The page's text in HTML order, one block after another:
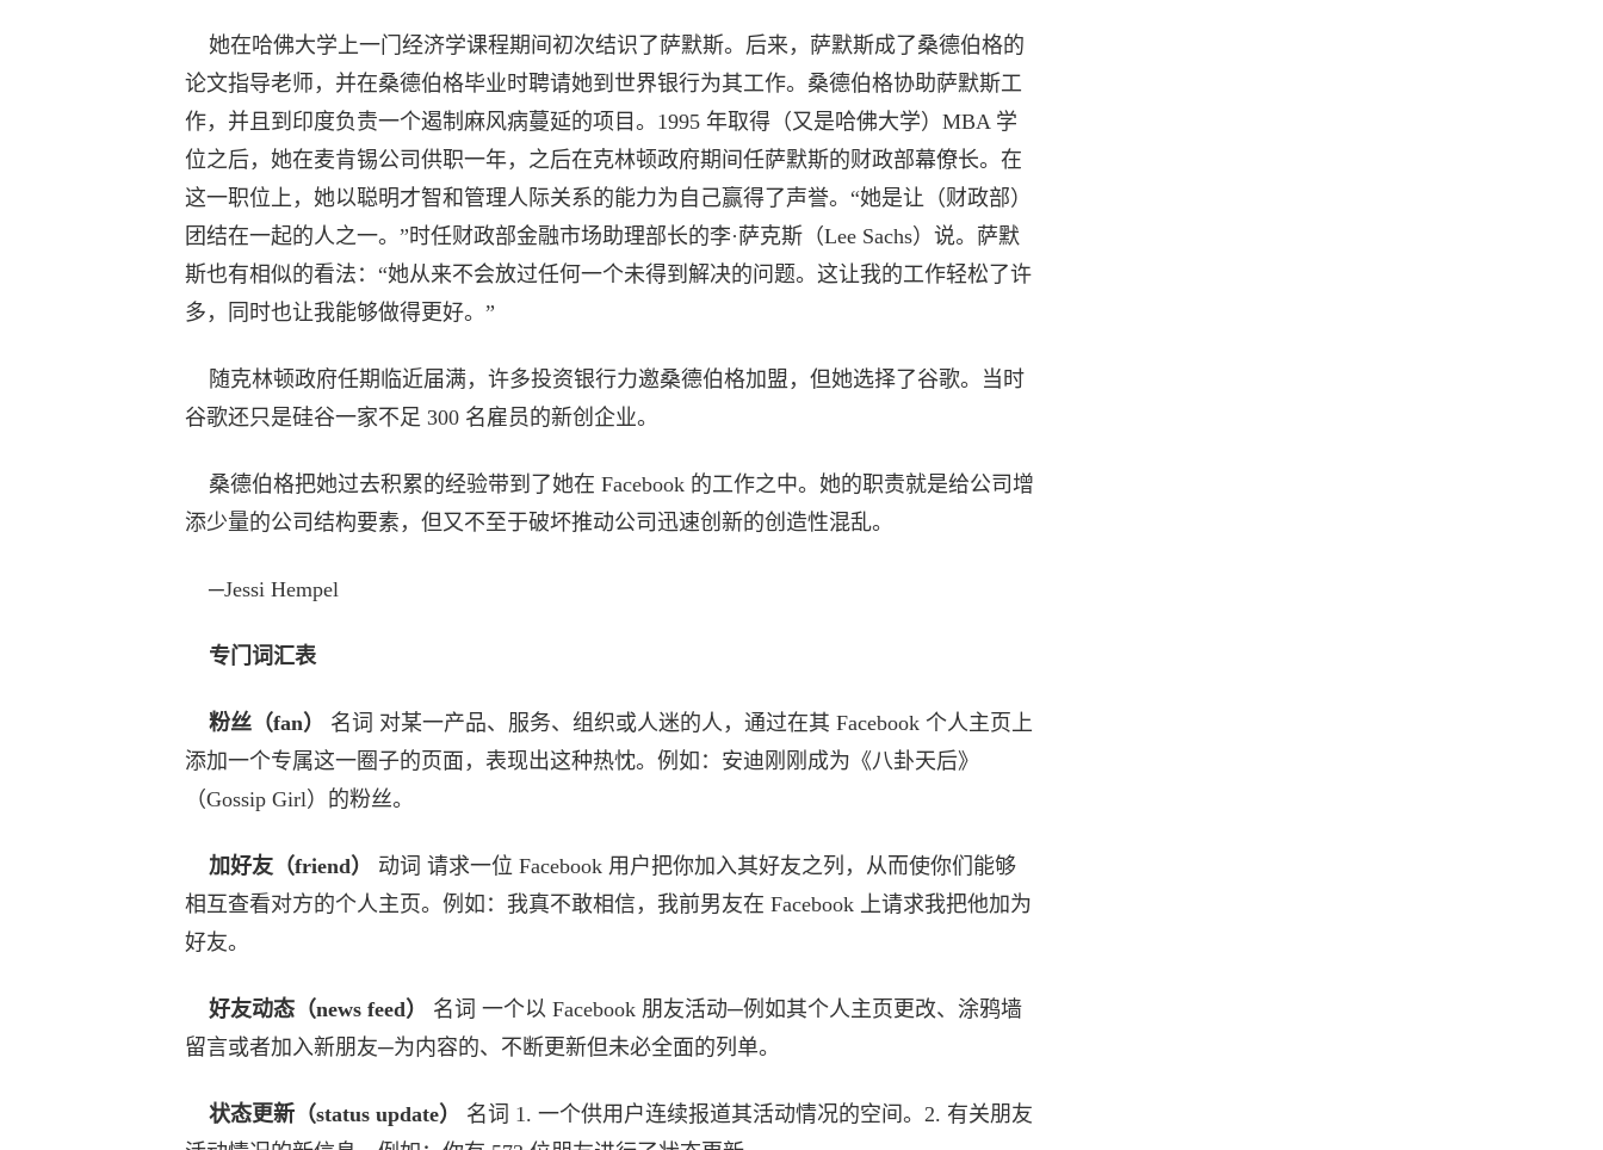
她在哈佛大学上一门经济学课程期间初次结识了萨默斯。后来，萨默斯成了桑德伯格的
论文指导老师，并在桑德伯格毕业时聘请她到世界银行为其工作。桑德伯格协助萨默斯工
作，并且到印度负责一个遏制麻风病蔓延的项目。1995 年取得（又是哈佛大学）MBA 学
位之后，她在麦肯锡公司供职一年，之后在克林顿政府期间任萨默斯的财政部幕僚长。在
这一职位上，她以聪明才智和管理人际关系的能力为自己赢得了声誉。“她是让（财政部）
团结在一起的人之一。”时任财政部金融市场助理部长的李·萨克斯（Lee Sachs）说。萨默
斯也有相似的看法：“她从来不会放过任何一个未得到解决的问题。这让我的工作轻松了许
多，同时也让我能够做得更好。”
随克林顿政府任期临近届满，许多投资银行力邀桑德伯格加盟，但她选择了谷歌。当时
谷歌还只是硅谷一家不足 300 名雇员的新创企业。
桑德伯格把她过去积累的经验带到了她在 Facebook 的工作之中。她的职责就是给公司增
添少量的公司结构要素，但又不至于破坏推动公司迅速创新的创造性混乱。
─Jessi Hempel
专门词汇表
粉丝（fan）
名词 对某一产品、服务、组织或人迷的人，通过在其 Facebook 个人主页上
添加一个专属这一圈子的页面，表现出这种热忱。例如：安迪刚刚成为《八卦天后》
（Gossip Girl）的粉丝。
加好友（friend）
动词 请求一位 Facebook 用户把你加入其好友之列，从而使你们能够
相互查看对方的个人主页。例如：我真不敢相信，我前男友在 Facebook 上请求我把他加为
好友。
好友动态（news feed）
名词 一个以 Facebook 朋友活动─例如其个人主页更改、涂鸦墙
留言或者加入新朋友─为内容的、不断更新但未必全面的列单。
状态更新（status update）
名词 1. 一个供用户连续报道其活动情况的空间。2. 有关朋友